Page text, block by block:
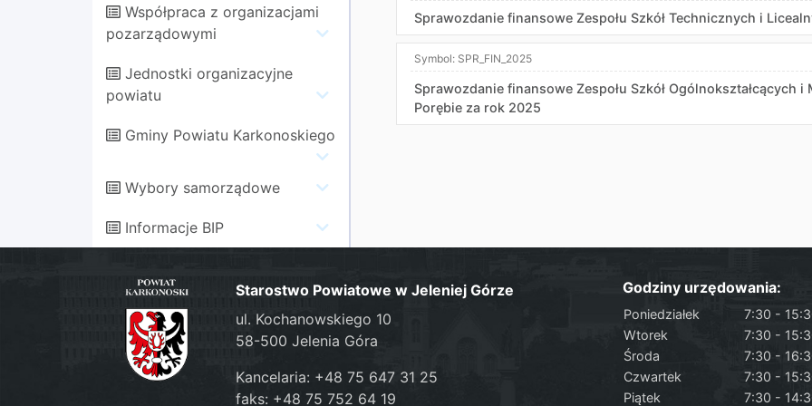
Współpraca z organizacjami
pozarządowymi
Jednostki organizacyjne
powiatu
Gminy Powiatu Karkonoskiego
Wybory samorządowe
Informacje BIP
Sprawozdanie finansowe Zespołu Szkół Technicznych i
Symbol: SPR_FIN_2025
Sprawozdanie finansowe Zespołu Szkół Ogólnokształcących
Porębie za rok 2025
Starostwo Powiatowe w Jeleniej Górze
ul. Kochanowskiego 10
58-500 Jelenia Góra
Kancelaria: +48 75 647 31 25
faks: +48 75 752 64 19
Godziny urzędowania:
Poniedziałek
7:30 -
Wtorek
7:30 -
Środa
7:30 -
Czwartek
7:30 -
Piątek
7:30 -